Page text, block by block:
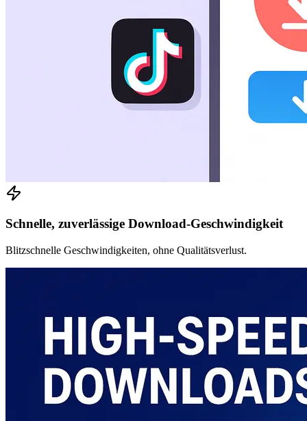
Schnelle, zuverlässige Download-Geschwindigkeit
Blitzschnelle Geschwindigkeiten, ohne Qualitätsverlust.